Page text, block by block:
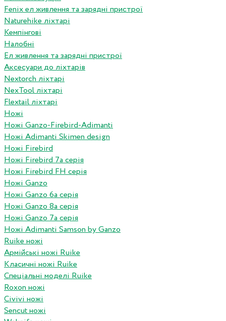
Fenix ел живлення та зарядні пристрої
Naturehike ліхтарі
Кемпінгові
Налобні
Ел живлення та зарядні пристрої
Аксесуари до ліхтарів
Nextorch ліхтарі
NexTool ліхтарі
Flextail ліхтарі
Ножі
Ножі Ganzo-Firebird-Adimanti
Ножі Adimanti Skimen design
Ножі Firebird
Ножі Firebird 7а серія
Ножі Firebird FH серія
Ножі Ganzo
Ножі Ganzo 6а серія
Ножі Ganzo 8а серія
Ножі Ganzo 7а серія
Ножі Adimanti Samson by Ganzo
Ruike ножі
Армійські ножі Ruike
Класичні ножі Ruike
Спеціальні моделі Ruike
Roxon ножi
Civivi ножі
Sencut ножі